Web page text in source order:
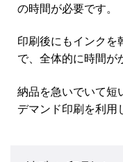
の時間が必要です。
印刷後にもインクを
で、全体的に時間が
納品を急いでいて短
デマンド印刷を利用